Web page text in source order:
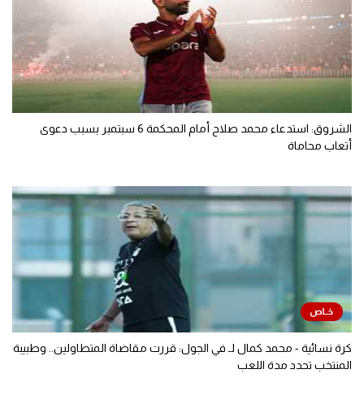
الشروق: استدعاء محمد صلاح أمام المحكمة 6 سبتمبر بسبب دعوى
أتعاب محاماة
كرة نسائية - محمد كمال لـ في الجول: قررت مقاضاة المتطاولين.. وطبيبة
المنتخب تحدد مدة اللعب